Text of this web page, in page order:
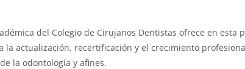
del Colegio de Cirujanos Dentistas ofrece en esta
la actualización, recertificación y el crecimiento
la odontología y afines.